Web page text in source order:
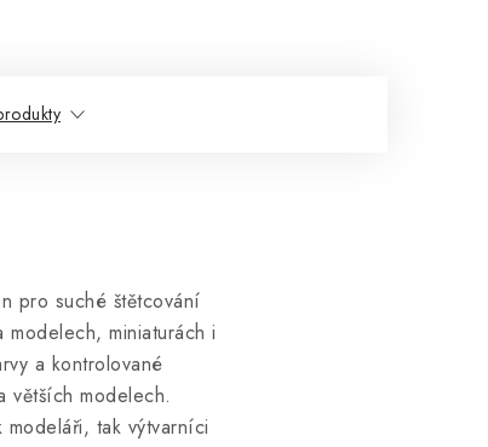
pro suché štětcování
miniaturách i
a kontrolované
větších modelech.
tak výtvarníci